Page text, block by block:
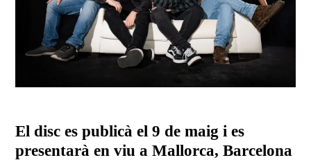
El disc es publicà el 9 de maig i es
presentarà en viu a Mallorca, Barcelona